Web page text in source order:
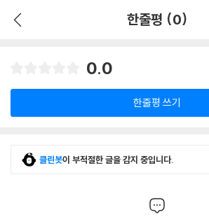
한줄평 (0)
0.0
한줄평 쓰기
클린봇이 부적절한 글을 감지 중입니다.